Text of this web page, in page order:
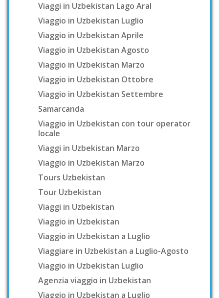
Viaggi in Uzbekistan Lago Aral
Viaggio in Uzbekistan Luglio
Viaggio in Uzbekistan Aprile
Viaggio in Uzbekistan Agosto
Viaggio in Uzbekistan Marzo
Viaggio in Uzbekistan Ottobre
Viaggio in Uzbekistan Settembre
Samarcanda
Viaggio in Uzbekistan con tour operator
locale
Viaggi in Uzbekistan Marzo
Viaggio in Uzbekistan Marzo
Tours Uzbekistan
Tour Uzbekistan
Viaggi in Uzbekistan
Viaggio in Uzbekistan
Viaggio in Uzbekistan a Luglio
Viaggiare in Uzbekistan a Luglio-Agosto
Viaggio in Uzbekistan Luglio
Agenzia viaggio in Uzbekistan
Viaggio in Uzbekistan a Luglio